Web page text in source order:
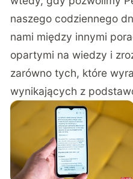
naszego codziennego
nami między innymi
opartymi na wiedzy i
zarówno tych, które
wynikających z